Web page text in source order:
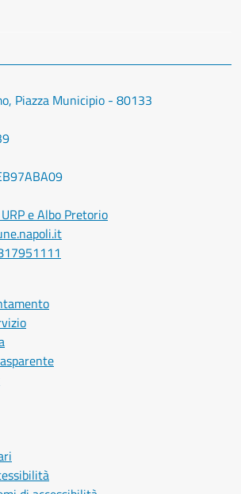
Piazza Municipio - 80133
e Albo Pretorio